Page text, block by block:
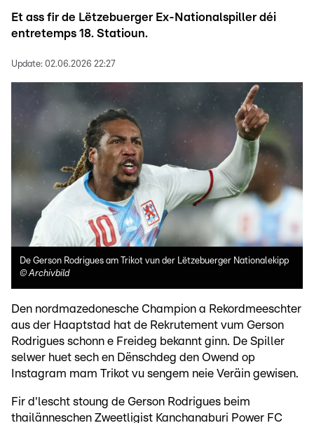
Et ass fir de Lëtzebuerger Ex-Nationalspiller déi
entretemps 18. Statioun.
Update: 02.06.2026 22:27
De Gerson Rodrigues am Trikot vun der Lëtzebuerger Nationalekipp
©Archivbild
Den nordmazedonesche Champion a Rekordmeeschter
aus der Haaptstad hat de Rekrutement vum Gerson
Rodrigues schonn e Freideg bekannt ginn. De Spiller
selwer huet sech en Dënschdeg den Owend op
Instagram mam Trikot vu sengem neie Veräin gewisen.
Fir d'lescht stoung de Gerson Rodrigues beim
thailänneschen Zweetligist Kanchanaburi Power FC